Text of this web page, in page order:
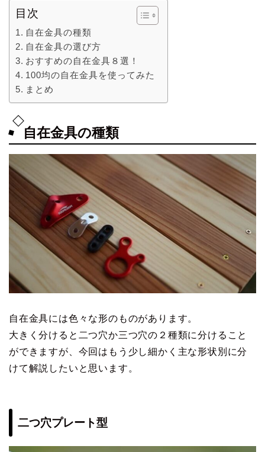
目次
自在金具の種類
自在金具の選び方
おすすめの自在金具８選！
100均の自在金具を使ってみた
まとめ
自在金具の種類
自在金具には色々な形のものがあります。
大きく分けると二つ穴か三つ穴の２種類に分けること
ができますが、今回はもう少し細かく主な形状別に分
けて解説したいと思います。
二つ穴プレート型